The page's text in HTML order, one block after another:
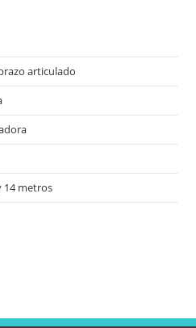
articulado
14 metros